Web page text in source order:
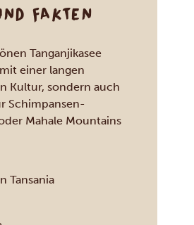
FAKTEN
Tanganjikasee
einer langen
Kultur, sondern auch
Schimpansen-
Mahale Mountains
Tansania